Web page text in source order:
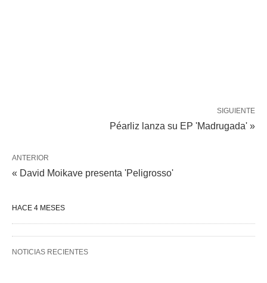
SIGUIENTE
Péarliz lanza su EP 'Madrugada' »
ANTERIOR
« David Moikave presenta 'Peligrosso'
HACE 4 MESES
NOTICIAS RECIENTES